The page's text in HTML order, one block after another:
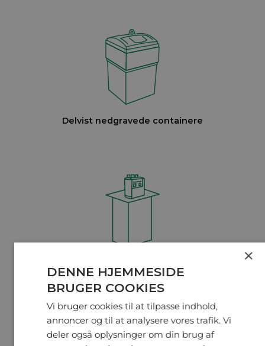
Delvist nedgravede containere
×
DENNE HJEMMESIDE
BRUGER COOKIES
Vi bruger cookies til at tilpasse indhold,
annoncer og til at analysere vores trafik. Vi
deler også oplysninger om din brug af